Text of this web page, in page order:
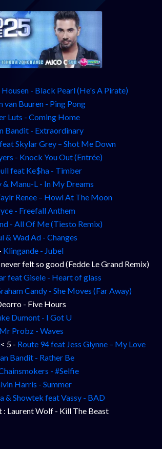
- Black Pearl (He's A Pirate)
van Buuren - Ping Pong
Luts - Coming Home
Bandit - Extraordinary
Skylar Grey – Shot Me Down
- Knock You Out (Entrée)
feat Ke$ha - Timber
& Manu-L - In My Dreams
Renee – Howl At The Moon
- Freefall Anthem
- All Of Me (Tiesto Remix)
& Wad Ad - Changes
Klingande - Jubel
felt so good (Fedde Le Grand Remix)
feat Gisele - Heart of glass
Candy - She Moves (Far Away)
- Five Hours
Dumont - I Got U
Mr Probz - Waves
< 5 - Route 94 feat Jess Glynne – My Love
Bandit - Rather Be
- #Selfie
Harris - Summer
& Showtek feat Vassy - BAD
: Laurent Wolf - Kill The Beast